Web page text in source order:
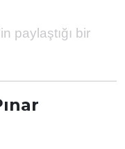
paylaştığı bir